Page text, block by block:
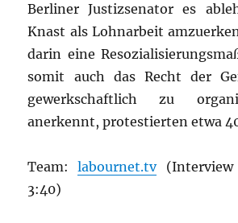
Berliner Justizsenator es
Knast als Lohnarbeit
darin eine
somit auch das Recht der
gewerkschaftlich zu
anerkennt, protestierten etwa
Team:labournet.tv
3:40)